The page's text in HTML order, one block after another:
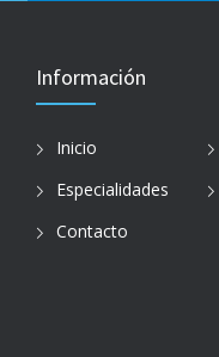
Información
Inicio
Especialidades
Contacto